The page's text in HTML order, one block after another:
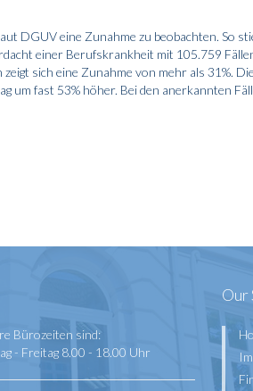
DGUV eine Zunahme zu beobachten. So
einer Berufskrankheit mit 105.759
sich eine Zunahme von mehr als 31%.
um fast 53% höher. Bei den anerkannten
Bürozeiten sind:
- Freitag 8.00 - 18.00 Uhr
Our